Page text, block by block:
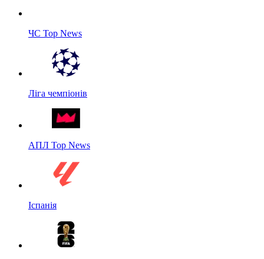
ЧС Top News
Ліга чемпіонів
АПЛ Top News
Іспанія